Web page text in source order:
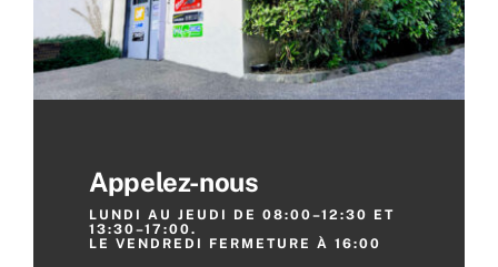
Appelez-nous
L UNDI AU JEUDI DE 08:00–12:30 ET
13:30–17:00.
LE VENDREDI FERMETURE À 16:00